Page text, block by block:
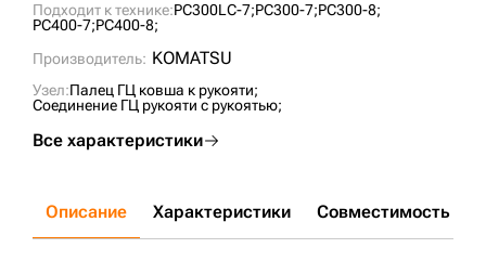
Подходит к технике:PC300LC-7;PC300-7;PC300-8;
PC400-7;PC400-8;
Производитель: KOMATSU
Узел:Палец ГЦ ковша к рукояти;
Соединение ГЦ рукояти с рукоятью;
Все характеристики
Описание Характеристики Совместимость